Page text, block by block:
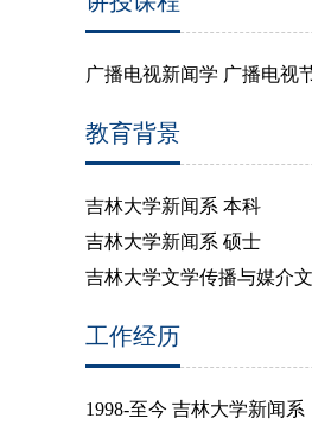
广播电视新闻学 广播电视
教育背景
吉林大学新闻系 本科
吉林大学新闻系 硕士
吉林大学文学传播与媒介
工作经历
1998-至今 吉林大学新闻系